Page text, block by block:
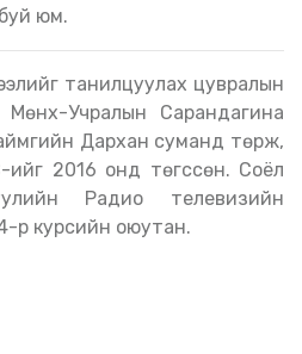
юм.
Мөнх-Учралын Сарандагина
Дархан суманд төрж,
2016 онд төгссөн. Соёл
Радио телевизийн
4-р курсийн оюутан.